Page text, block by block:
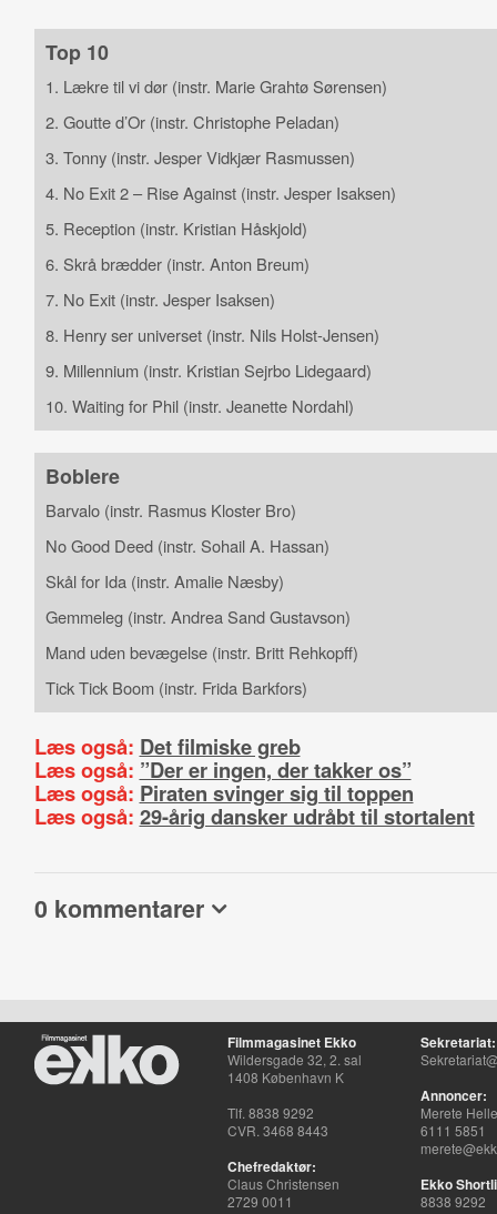
Top 10
1. Lækre til vi dør (instr. Marie Grahtø Sørensen)
2. Goutte d’Or (instr. Christophe Peladan)
3. Tonny (instr. Jesper Vidkjær Rasmussen)
4. No Exit 2 – Rise Against (instr. Jesper Isaksen)
5. Reception (instr. Kristian Håskjold)
6. Skrå brædder (instr. Anton Breum)
7. No Exit (instr. Jesper Isaksen)
8. Henry ser universet (instr. Nils Holst-Jensen)
9. Millennium (instr. Kristian Sejrbo Lidegaard)
10. Waiting for Phil (instr. Jeanette Nordahl)
Boblere
Barvalo (instr. Rasmus Kloster Bro)
No Good Deed (instr. Sohail A. Hassan)
Skål for Ida (instr. Amalie Næsby)
Gemmeleg (instr. Andrea Sand Gustavson)
Mand uden bevægelse (instr. Britt Rehkopff)
Tick Tick Boom (instr. Frida Barkfors)
Læs også: Det filmiske greb
Læs også: ”Der er ingen, der takker os”
Læs også: Piraten svinger sig til toppen
Læs også: 29-årig dansker udråbt til stortalent
0 kommentarer
Filmmagasinet Ekko
Wildersgade 32, 2. sal
1408 København K
Tlf. 8838 9292
CVR. 3468 8443
Chefredaktør:
Claus Christensen
2729 0011
Sekretariat:
Annoncer:
Merete
6111 5851
Ekko
8838 9292